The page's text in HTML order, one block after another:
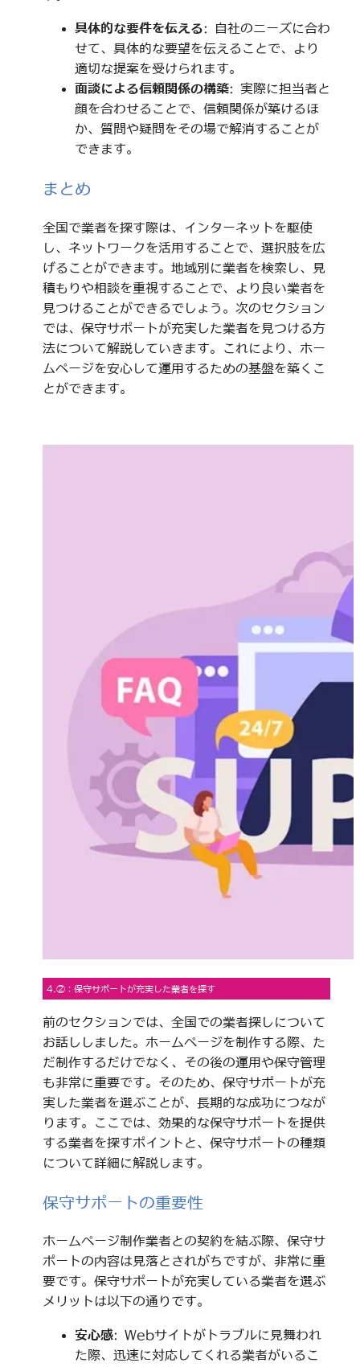
具体的な要件を伝える: 自社のニーズに合わ
せて、具体的な要望を伝えることで、より
適切な提案を受けられます。
面談による信頼関係の構築: 実際に担当者と
顔を合わせることで、信頼関係が築けるほ
か、質問や疑問をその場で解消することが
できます。
まとめ
全国で業者を探す際は、インターネットを駆使
し、ネットワークを活用することで、選択肢を広
げることができます。地域別に業者を検索し、見
積もりや相談を重視することで、より良い業者を
見つけることができるでしょう。次のセクション
では、保守サポートが充実した業者を見つける方
法について解説していきます。これにより、ホー
ムページを安心して運用するための基盤を築くこ
とができます。
4.②：保守サポートが充実した業者を探す
前のセクションでは、全国での業者探しについて
お話ししました。ホームページを制作する際、た
だ制作するだけでなく、その後の運用や保守管理
も非常に重要です。そのため、保守サポートが充
実した業者を選ぶことが、長期的な成功につなが
ります。ここでは、効果的な保守サポートを提供
する業者を探すポイントと、保守サポートの種類
について詳細に解説します。
保守サポートの重要性
ホームページ制作業者との契約を結ぶ際、保守サ
ポートの内容は見落とされがちですが、非常に重
要です。保守サポートが充実している業者を選ぶ
メリットは以下の通りです。
安心感: Webサイトがトラブルに見舞われ
た際、迅速に対応してくれる業者がいるこ